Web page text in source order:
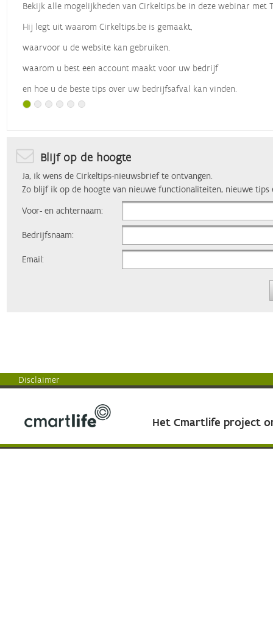
Bekijk alle mogelijkheden van Cirkeltips.be in deze webinar met
Hij legt uit waarom Cirkeltips.be is gemaakt,
waarvoor u de website kan gebruiken,
waarom u best een account maakt voor uw bedrijf
en hoe u de beste tips over uw bedrijfsafval kan vinden.
Blijf op de hoogte
Ja, ik wens de Cirkeltips-nieuwsbrief te ontvangen.
Zo blijf ik op de hoogte van nieuwe functionaliteiten, nieuwe tips
Voor- en achternaam:
Bedrijfsnaam:
Email:
Disclaimer
Het Cmartlife project